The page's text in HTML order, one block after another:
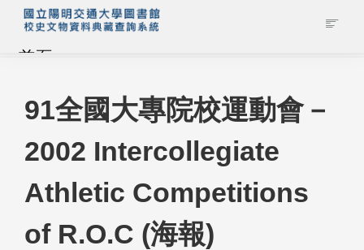
首頁
藏品查詢
校史館簡介
藏品清單全覽
資料調閱申請
91全國大專院校運動會－
2002 Intercollegiate
Athletic Competitions
of R.O.C (海報)